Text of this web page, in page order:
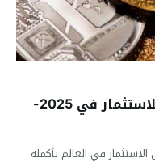
أفضل 6 عملات رقمية مشفرة للاستثمار في 2025-
في العالم بأكمله